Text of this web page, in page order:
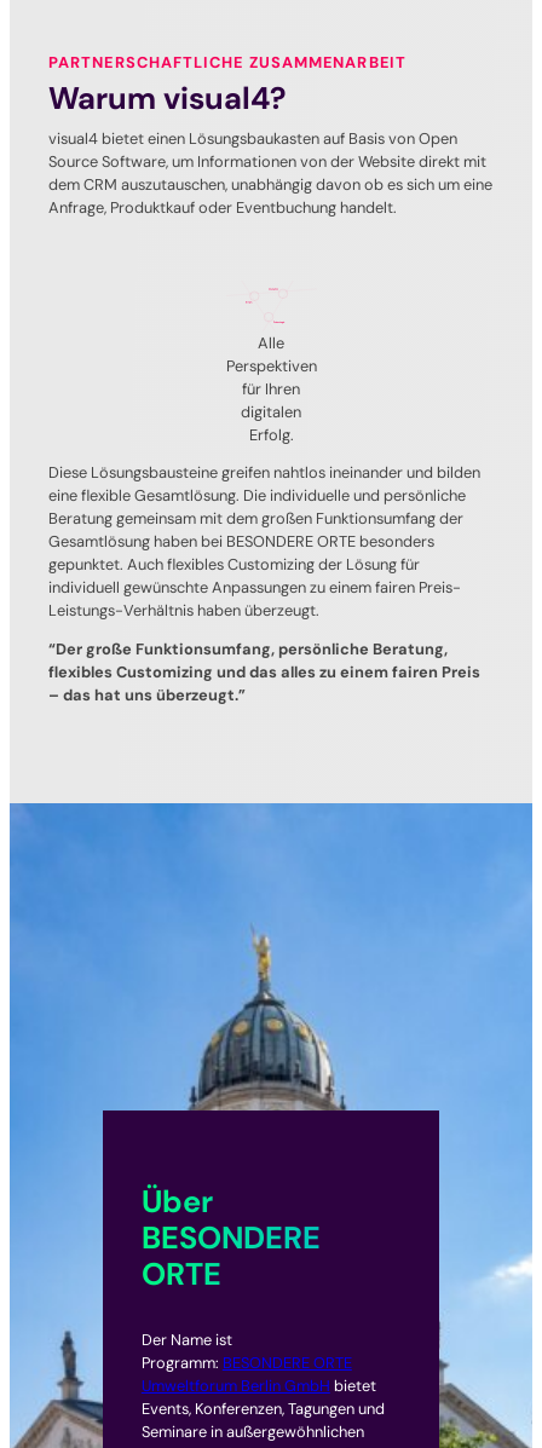
PARTNERSCHAFTLICHE ZUSAMMENARBEIT
Warum visual4?
visual4 bietet einen Lösungsbaukasten auf Basis von Open
Source Software, um Informationen von der Website direkt mit
dem CRM auszutauschen, unabhängig davon ob es sich um eine
Anfrage, Produktkauf oder Eventbuchung handelt.
Alle
Perspektiven
für Ihren
digitalen
Erfolg.
Diese Lösungsbausteine greifen nahtlos ineinander und bilden
eine flexible Gesamtlösung. Die individuelle und persönliche
Beratung gemeinsam mit dem großen Funktionsumfang der
Gesamtlösung haben bei BESONDERE ORTE besonders
gepunktet. Auch flexibles Customizing der Lösung für
individuell gewünschte Anpassungen zu einem fairen Preis-
Leistungs-Verhältnis haben überzeugt.
“Der große Funktionsumfang, persönliche Beratung,
flexibles Customizing und das alles zu einem fairen Preis
– das hat uns überzeugt.”
Über
BESONDERE
ORTE
Der Name ist
Programm: BESONDERE ORTE
Umweltforum Berlin GmbH bietet
Events, Konferenzen, Tagungen und
Seminare in außergewöhnlichen